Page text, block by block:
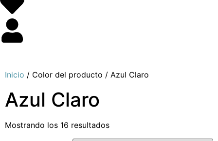
Inicio / Color del producto / Azul Claro
Azul Claro
Mostrando los 16 resultados